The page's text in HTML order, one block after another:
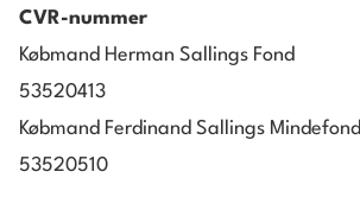
CVR-nummer
Købmand Herman Sallings Fond
53520413
Købmand Ferdinand Sallings Mindefond
53520510